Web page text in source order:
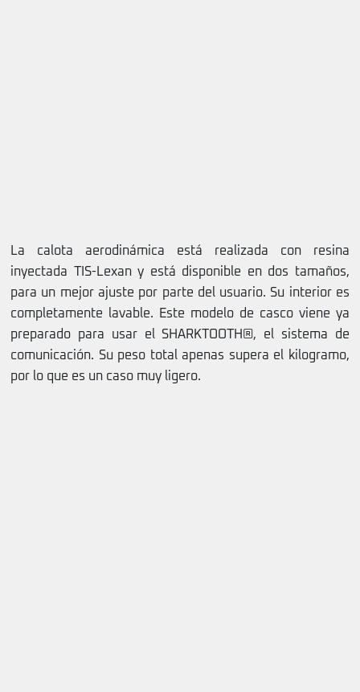
La calota aerodinámica está realizada con resina
inyectada TIS-Lexan y está disponible en dos tamaños,
para un mejor ajuste por parte del usuario. Su interior es
completamente lavable. Este modelo de casco viene ya
preparado para usar el SHARKTOOTH®, el sistema de
comunicación. Su peso total apenas supera el kilogramo,
por lo que es un caso muy ligero.